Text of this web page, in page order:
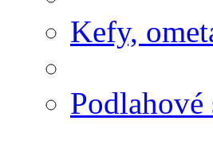
Kefy,